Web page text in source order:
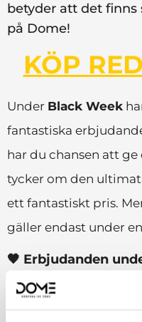
betyder att det
på Dome!
KÖP
Under Black Week
fantastiska
har du chansen att
tycker om den
ett fantastiskt pris.
gäller endast under
🖤 Erbjudanden
30% rabatt på
action, träning